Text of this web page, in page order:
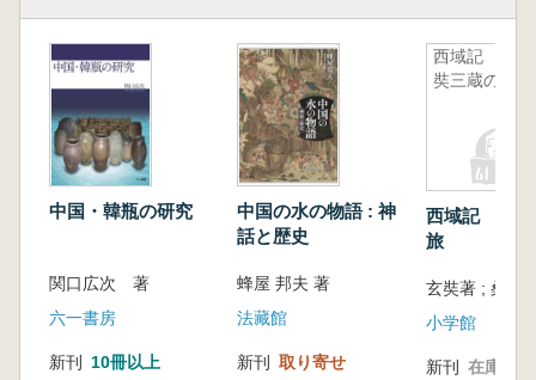
中国・韓瓶の研究
関口広次 著
六一書房
新刊 10冊以上
中国の水の物語 : 神
話と歴史
蜂屋 邦夫 著
法藏館
新刊 取り寄せ
西域記 玄
奘三蔵の旅
西域記 玄奘
旅
小学館
新刊 在庫なし